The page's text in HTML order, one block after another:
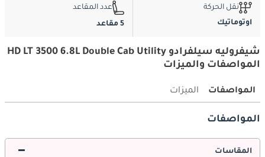
نقل الحركة
اوتوماتيك
عدد المقاعد
5 مقاعد
شيفروليه سيلفرادو HD LT 3500 6.8L Double Cab Utility
المواصفات والميزات
المواصفات الميزات
المواصفات
المقاسات